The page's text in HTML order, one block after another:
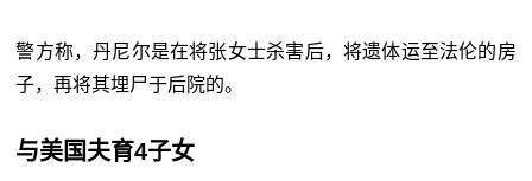
警方称，丹尼尔是在将张女士杀害后，将遗体运至法伦的房
子，再将其埋尸于后院的。
与美国夫育4子女